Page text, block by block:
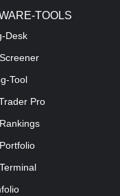
TOOLS
Desk
Tool
Pro